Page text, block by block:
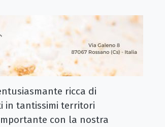
ricca di
in tantissimi territori
con la nostra